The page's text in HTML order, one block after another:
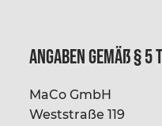
Angaben gemäß § 5
MaCo GmbH
Weststraße 119